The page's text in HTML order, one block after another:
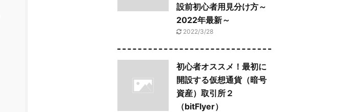
設前初心者用見分け方～
2022年最新～
2022/3/28
初心者オススメ！最初に
開設する仮想通貨（暗号
資産）取引所２
（bitFlyer）